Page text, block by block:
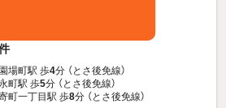
場町駅 歩4分 （とさ後免線）
町駅 歩5分 （とさ後免線）
町一丁目駅 歩8分 （とさ後免線）